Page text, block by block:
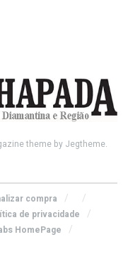
theme by Jegtheme.
compra
de privacidade
HomePage